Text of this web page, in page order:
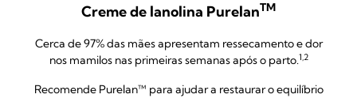
Creme de lanolina PurelanTM
Cerca de 97% das mães apresentam ressecamento e dor
nos mamilos nas primeiras semanas após o parto.1,2
Recomende Purelan™ para ajudar a restaurar o equilíbrio